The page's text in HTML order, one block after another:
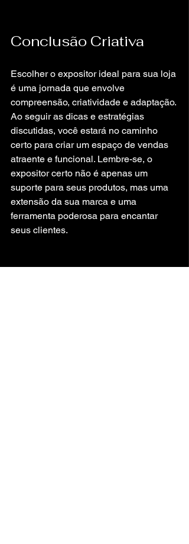
Conclusão Criativa
Escolher o expositor ideal para sua loja
é uma jornada que envolve
compreensão, criatividade e adaptação.
Ao seguir as dicas e estratégias
discutidas, você estará no caminho
certo para criar um espaço de vendas
atraente e funcional. Lembre-se, o
expositor certo não é apenas um
suporte para seus produtos, mas uma
extensão da sua marca e uma
ferramenta poderosa para encantar
seus clientes.